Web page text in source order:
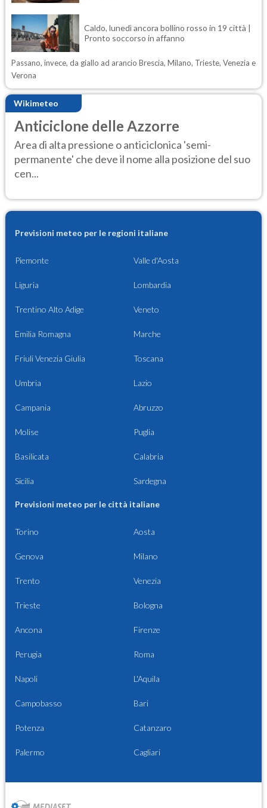
Caldo, lunedì ancora bollino rosso in 19 città |
Pronto soccorso in affanno
Passano, invece, da giallo ad arancio Brescia, Milano, Trieste, Venezia e
Verona
Wikimeteo
Anticiclone delle Azzorre
Area di alta pressione o anticiclonica 'semi-
permanente' che deve il nome alla posizione del suo
cen...
Previsioni meteo per le regioni italiane
Piemonte Valle d'Aosta
Liguria Lombardia
Trentino Alto Adige Veneto
Emilia Romagna Marche
Friuli Venezia Giulia Toscana
Umbria Lazio
Campania Abruzzo
Molise Puglia
Basilicata Calabria
Sicilia Sardegna
Previsioni meteo per le città italiane
Torino Aosta
Genova Milano
Trento Venezia
Trieste Bologna
Ancona Firenze
Perugia Roma
Napoli L'Aquila
Campobasso Bari
Potenza Catanzaro
Palermo Cagliari